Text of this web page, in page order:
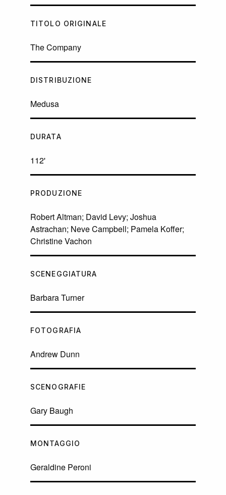
TITOLO ORIGINALE
The Company
DISTRIBUZIONE
Medusa
DURATA
112'
PRODUZIONE
Robert Altman; David Levy; Joshua
Astrachan; Neve Campbell; Pamela Koffer;
Christine Vachon
SCENEGGIATURA
Barbara Turner
FOTOGRAFIA
Andrew Dunn
SCENOGRAFIE
Gary Baugh
MONTAGGIO
Geraldine Peroni